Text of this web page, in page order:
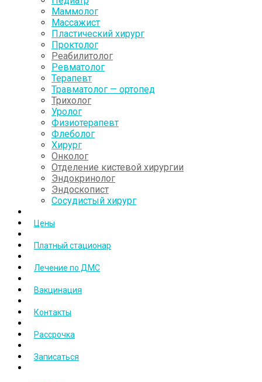
Маммолог
Массажист
Пластический хирург
Проктолог
Реабилитолог
Ревматолог
Терапевт
Травматолог — ортопед
Трихолог
Уролог
Физиотерапевт
Флеболог
Хирург
Онколог
Отделение кистевой хирургии
Эндокринолог
Эндоскопист
Сосудистый хирург
Цены
Платный стационар
Лечение по ДМС
Вакцинация
Контакты
Рассрочка
Записаться